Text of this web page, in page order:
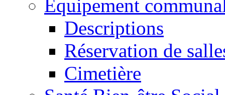
Equipement
Descriptions
Réservation de
Cimetière